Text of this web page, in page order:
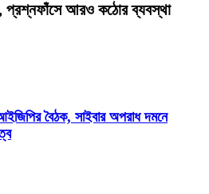
প্রশ্নফাঁসে আরও কঠোর ব্যবস্থা
বৈঠক, সাইবার অপরাধ দমনে